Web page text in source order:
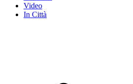
Video
In Città